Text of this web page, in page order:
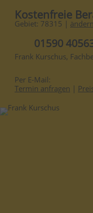
Kostenfreie
Gebiet: 78315 | ändern
01590
Frank Kurschus,
Per E-Mail:
Termin anfragen |